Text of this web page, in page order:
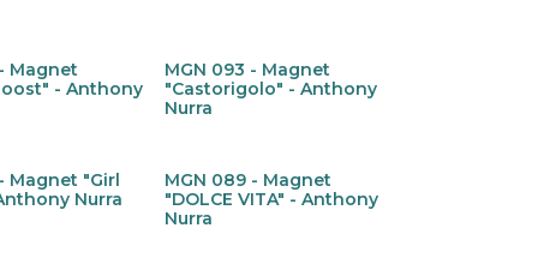
Magnet
- Anthony
Nieuw!
MGN 093 - Magnet
"Castorigolo" - Anthony
Nurra
Magnet "Girl
Nurra
Nieuw!
MGN 089 - Magnet
"DOLCE VITA" - Anthony
Nurra